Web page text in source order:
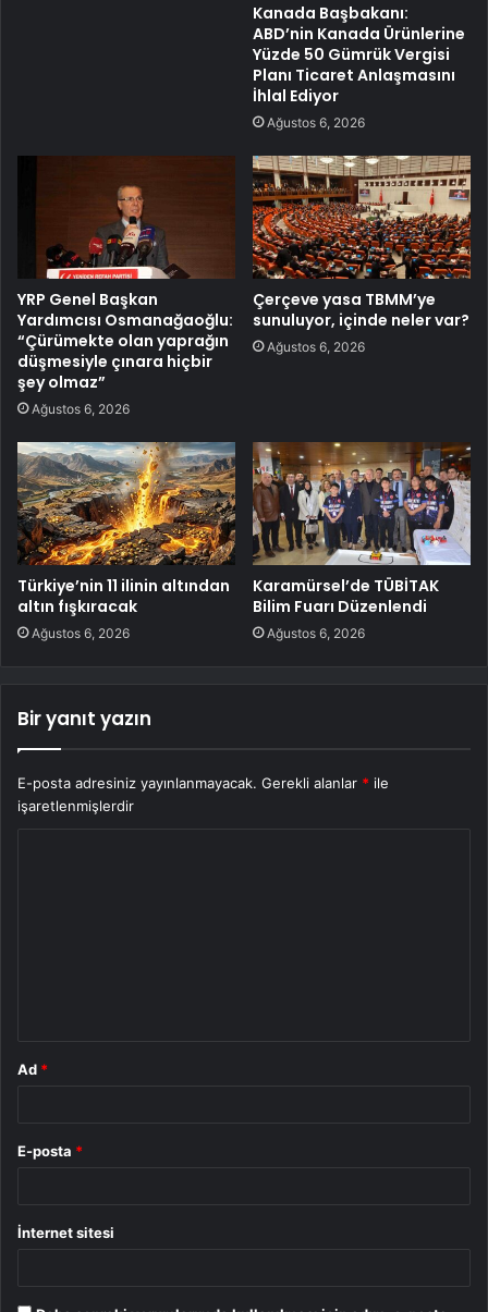
Kanada Başbakanı:
ABD’nin Kanada Ürünlerine
Yüzde 50 Gümrük Vergisi
Planı Ticaret Anlaşmasını
İhlal Ediyor
Ağustos 6, 2026
YRP Genel Başkan
Yardımcısı Osmanağaoğlu:
“Çürümekte olan yaprağın
düşmesiyle çınara hiçbir
şey olmaz”
Ağustos 6, 2026
Çerçeve yasa TBMM’ye
sunuluyor, içinde neler var?
Ağustos 6, 2026
Türkiye’nin 11 ilinin altından
altın fışkıracak
Ağustos 6, 2026
Karamürsel’de TÜBİTAK
Bilim Fuarı Düzenlendi
Ağustos 6, 2026
Bir yanıt yazın
E-posta adresiniz yayınlanmayacak. Gerekli alanlar * ile
işaretlenmişlerdir
Ad *
E-posta *
İnternet sitesi